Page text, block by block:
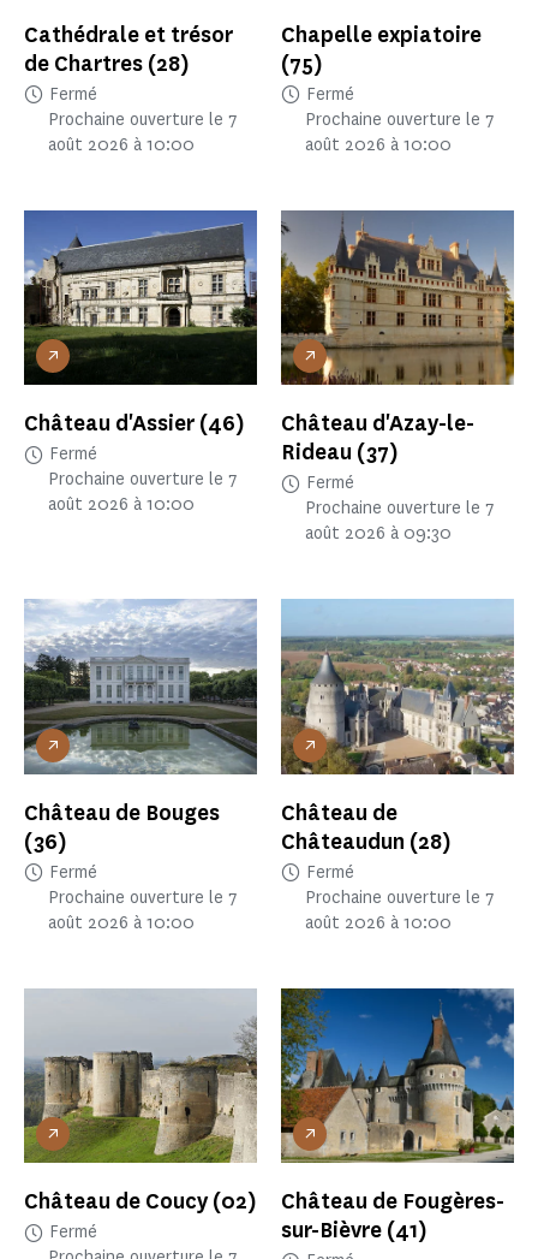
Cathédrale et trésor
de Chartres (28)
Fermé
Prochaine ouverture le 7
août 2026 à 10:00
Chapelle expiatoire
(75)
Fermé
Prochaine ouverture le 7
août 2026 à 10:00
Château d'Assier (46)
Fermé
Prochaine ouverture le 7
août 2026 à 10:00
Château d'Azay-le-
Rideau (37)
Fermé
Prochaine ouverture le 7
août 2026 à 09:30
Château de Bouges
(36)
Fermé
Prochaine ouverture le 7
août 2026 à 10:00
Château de
Châteaudun (28)
Fermé
Prochaine ouverture le 7
août 2026 à 10:00
Château de Coucy(02)
Fermé
Château de Fougères-
sur-Bièvre (41)